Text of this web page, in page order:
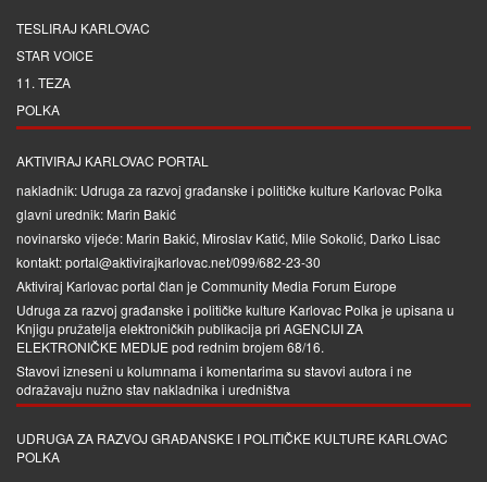
TESLIRAJ KARLOVAC
STAR VOICE
11. TEZA
POLKA
AKTIVIRAJ KARLOVAC PORTAL
nakladnik: Udruga za razvoj građanske i političke kulture Karlovac Polka
glavni urednik: Marin Bakić
novinarsko vijeće: Marin Bakić, Miroslav Katić, Mile Sokolić, Darko Lisac
kontakt: portal@aktivirajkarlovac.net/099/682-23-30
Aktiviraj Karlovac portal član je Community Media Forum Europe
Udruga za razvoj građanske i političke kulture Karlovac Polka je upisana u
Knjigu pružatelja elektroničkih publikacija pri AGENCIJI ZA
ELEKTRONIČKE MEDIJEpod rednim brojem 68/16.
Stavovi izneseni u kolumnama i komentarima su stavovi autora i ne
odražavaju nužno stav nakladnika i uredništva
UDRUGA ZA RAZVOJ GRAĐANSKE I POLITIČKE KULTURE KARLOVAC
POLKA